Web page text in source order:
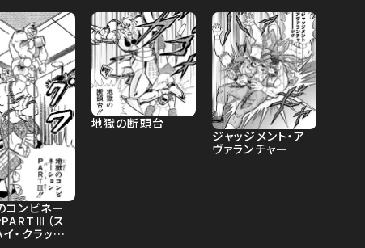
コンビネー
PARTⅢ（ス
・クラッシ
地獄の断頭台
ジャッジメント・ア
ヴァランチャー